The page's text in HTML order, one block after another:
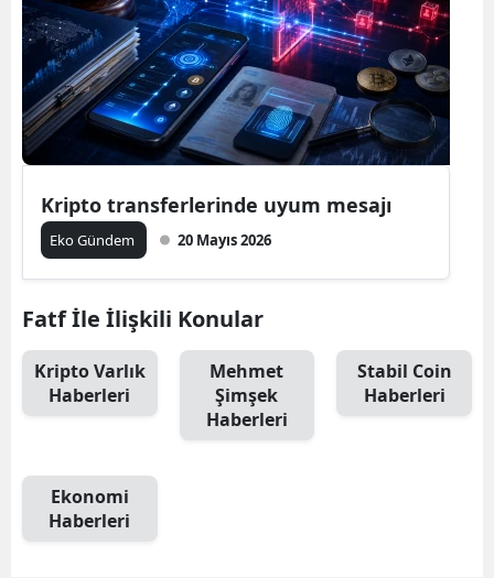
Kripto transferlerinde uyum mesajı
Eko Gündem 20 Mayıs 2026
Fatf İle İlişkili Konular
Kripto Varlık
Haberleri
Mehmet
Şimşek
Haberleri
Stabil Coin
Haberleri
Ekonomi
Haberleri